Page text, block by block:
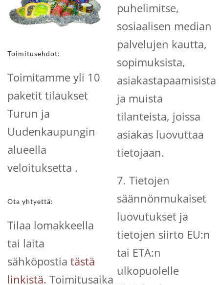
Toimitusehdot:
Toimitamme yli 10
paketit tilaukset
Turun ja
Uudenkaupungin
alueella
veloituksetta .
Ota yhtyettä:
Tilaa lomakkeella
tai laita
sähköpostia tästä
linkistä. Toimitusaika
puhelimitse,
sosiaalisen median
palvelujen kautta,
sopimuksista,
asiakastapaamisista
ja muista
tilanteista, joissa
asiakas luovuttaa
tietojaan.
7. Tietojen
säännönmukaiset
luovutukset ja
tietojen siirto EU:n
tai ETA:n
ulkopuolelle